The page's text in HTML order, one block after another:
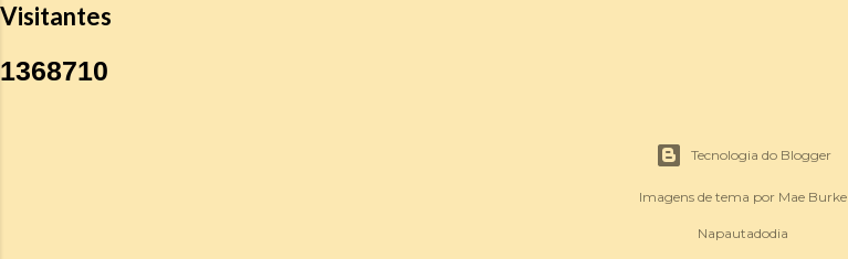
Visitantes
1368710
Tecnologia do Blogger
Imagens de tema por Mae Burke
Napautadodia